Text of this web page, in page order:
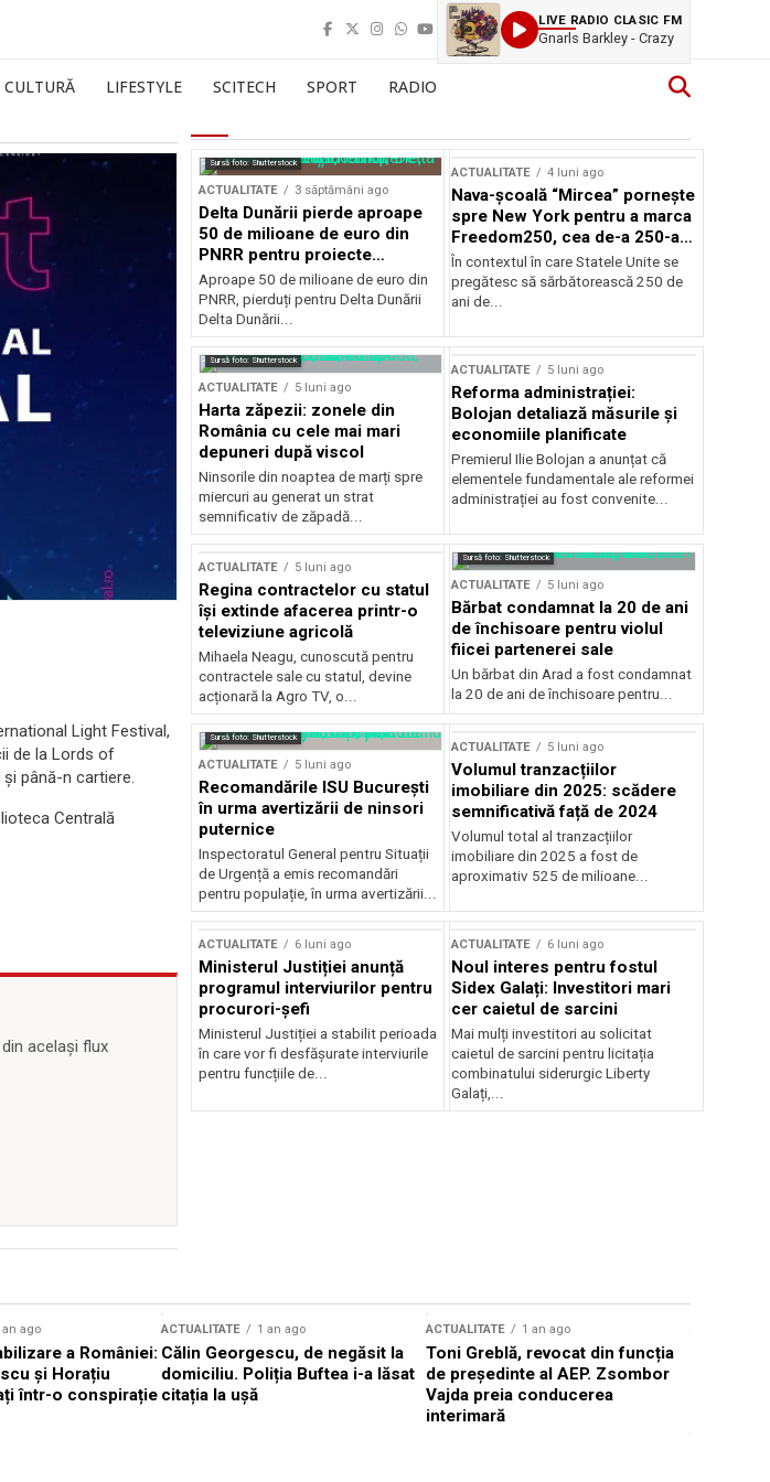
LIVE RADIO CLASIC FM
Gnarls Barkley - Crazy
CULTURĂ LIFESTYLE SCITECH SPORT RADIO
Light Festival,
de la Lords of
până-n cartiere.
Centrală
același flux
Sursă foto: Shutterstock
ACTUALITATE 3 săptămâni ago
Delta Dunării pierde aproape
50 de milioane de euro din
PNRR pentru proiecte
esențiale
Aproape 50 de milioane de euro din
PNRR, pierduți pentru Delta Dunării
Delta Dunării...
ACTUALITATE 4 luni ago
Nava-școală “Mircea” pornește
spre New York pentru a marca
Freedom250, cea de-a 250-a
aniversare a Statelor Unite
În contextul în care Statele Unite se
pregătesc să sărbătorească 250 de
ani de...
Sursă foto: Shutterstock
ACTUALITATE 5 luni ago
Harta zăpezii: zonele din
România cu cele mai mari
depuneri după viscol
Ninsorile din noaptea de marți spre
miercuri au generat un strat
semnificativ de zăpadă...
ACTUALITATE 5 luni ago
Reforma administrației:
Bolojan detaliază măsurile și
economiile planificate
Premierul Ilie Bolojan a anunțat că
elementele fundamentale ale reformei
administrației au fost convenite...
ACTUALITATE 5 luni ago
Regina contractelor cu statul
își extinde afacerea printr-o
televiziune agricolă
Mihaela Neagu, cunoscută pentru
contractele sale cu statul, devine
acționară la Agro TV, o...
Sursă foto: Shutterstock
ACTUALITATE 5 luni ago
Bărbat condamnat la 20 de ani
de închisoare pentru violul
fiicei partenerei sale
Un bărbat din Arad a fost condamnat
la 20 de ani de închisoare pentru...
Sursă foto: Shutterstock
ACTUALITATE 5 luni ago
Recomandările ISU București
în urma avertizării de ninsori
puternice
Inspectoratul General pentru Situații
de Urgență a emis recomandări
pentru populație, în urma avertizării...
ACTUALITATE 5 luni ago
Volumul tranzacțiilor
imobiliare din 2025: scădere
semnificativă față de 2024
Volumul total al tranzacțiilor
imobiliare din 2025 a fost de
aproximativ 525 de milioane...
ACTUALITATE 6 luni ago
Ministerul Justiției anunță
programul interviurilor pentru
procurori-șefi
Ministerul Justiției a stabilit perioada
în care vor fi desfășurate interviurile
pentru funcțiile de...
ACTUALITATE 6 luni ago
Noul interes pentru fostul
Sidex Galați: Investitori mari
cer caietul de sarcini
Mai mulți investitori au solicitat
caietul de sarcini pentru licitația
combinatului siderurgic Liberty
Galați,...
an ago
a României:
și Horațiu
într-o conspirație
ACTUALITATE 1 an ago
Călin Georgescu, de negăsit la
domiciliu. Poliția Buftea i-a lăsat
citația la ușă
ACTUALITATE 1 an ago
Toni Greblă, revocat din funcția
de președinte al AEP. Zsombor
Vajda preia conducerea
interimară